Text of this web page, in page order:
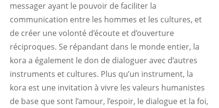
messager ayant le pouvoir de faciliter la
communication entre les hommes et les cultures, et
de créer une volonté d’écoute et d’ouverture
réciproques. Se répandant dans le monde entier, la
kora a également le don de dialoguer avec d’autres
instruments et cultures. Plus qu’un instrument, la
kora est une invitation à vivre les valeurs humanistes
de base que sont l’amour, l’espoir, le dialogue et la foi,